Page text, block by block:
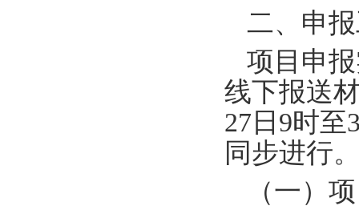
二、申
项目申
线下报送
27日9时至
同步进行
（一）